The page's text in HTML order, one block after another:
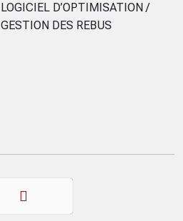
LOGICIEL D’OPTIMISATION /
GESTION DES REBUS